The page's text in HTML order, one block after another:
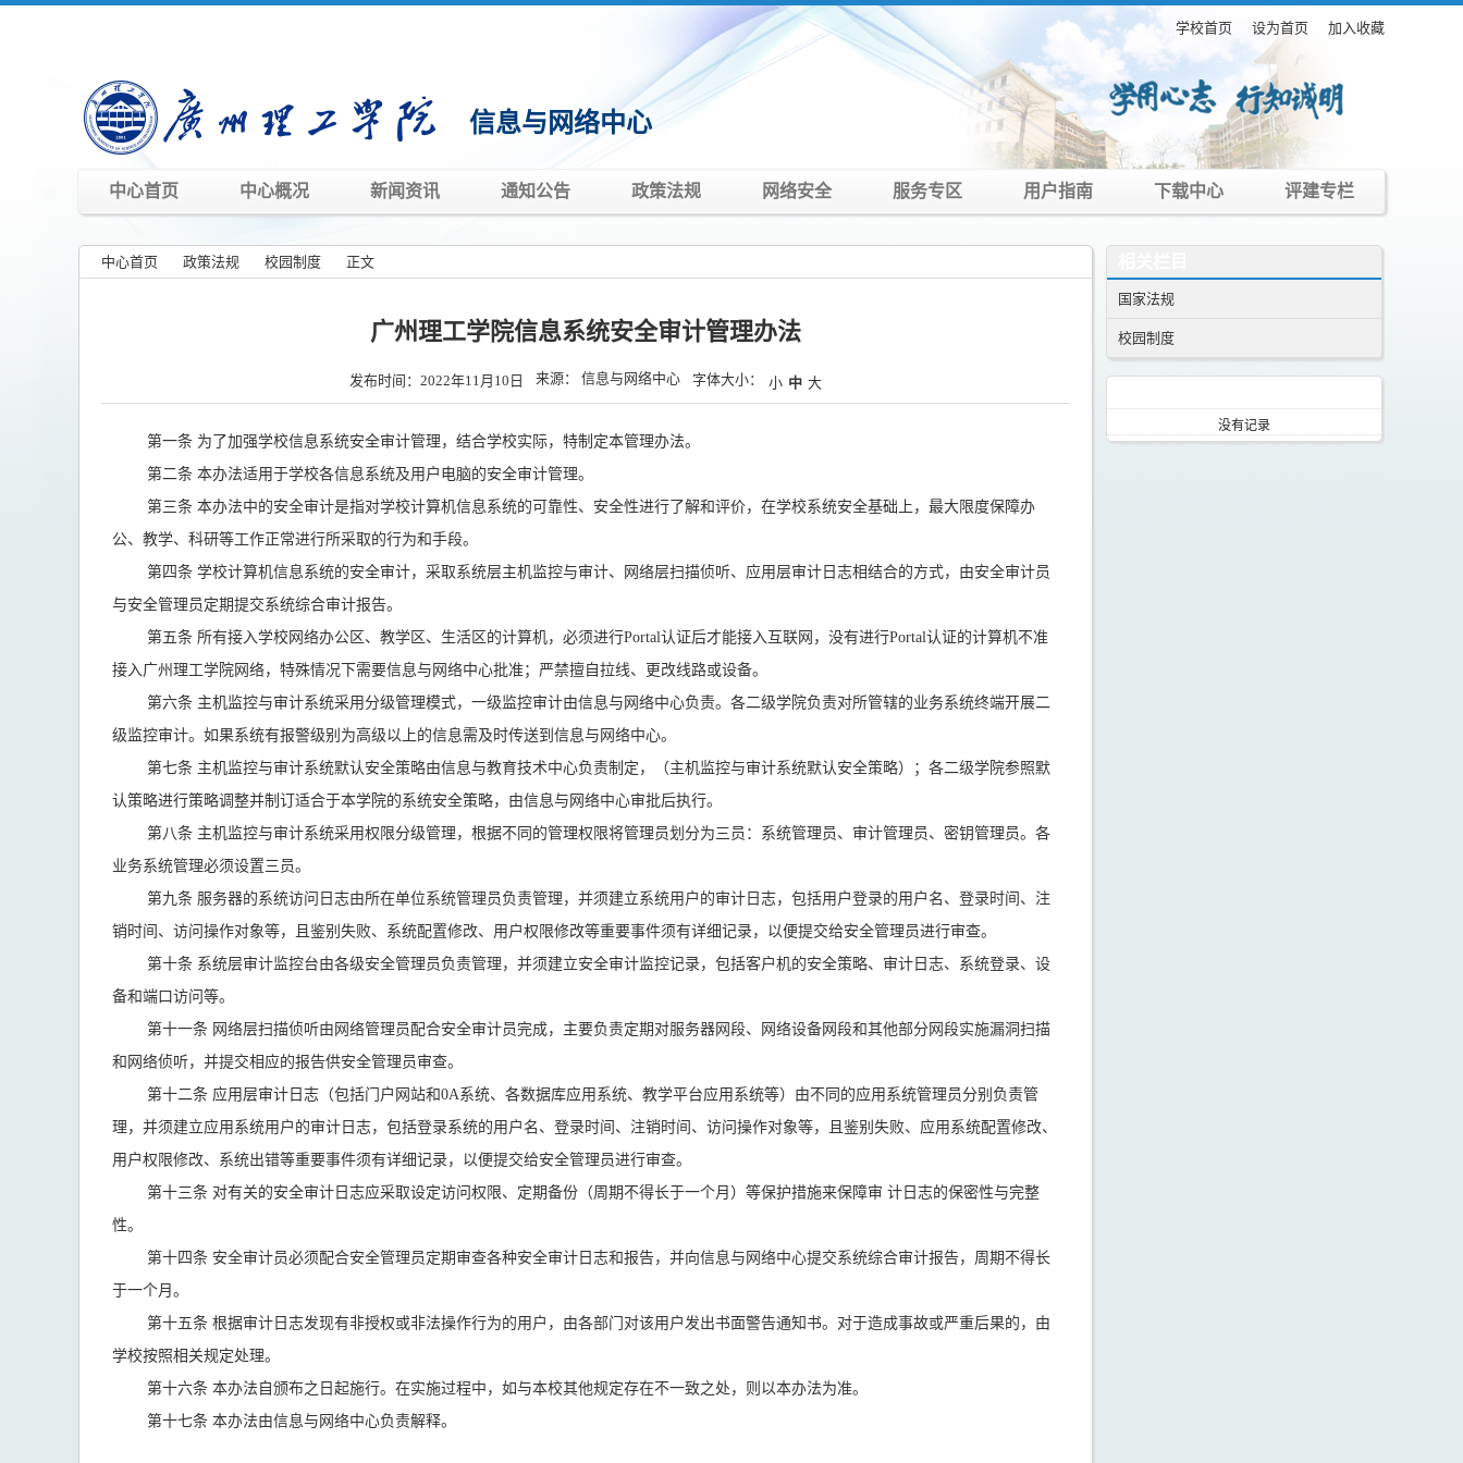
学校首页 设为首页 加入收藏
信息与网络中心
中心首页 中心概况 新闻资讯 通知公告 政策法规 网络安全 服务专区 用户指南 下载中心 评建专栏
国家法规
校园制度
没有记录
中心首页 政策法规 校园制度 正文
广州理工学院信息系统安全审计管理办法
发布时间：2022年11月10日 来源： 信息与网络中心 字体大小： 小 中 大
第一条 为了加强学校信息系统安全审计管理，结合学校实际，特制定本管理办法。
第二条 本办法适用于学校各信息系统及用户电脑的安全审计管理。
第三条 本办法中的安全审计是指对学校计算机信息系统的可靠性、安全性进行了解和评价，在学校系统安全基础上，最大限度保障办
公、教学、科研等工作正常进行所采取的行为和手段。
第四条 学校计算机信息系统的安全审计，采取系统层主机监控与审计、网络层扫描侦听、应用层审计日志相结合的方式，由安全审计员
与安全管理员定期提交系统综合审计报告。
第五条 所有接入学校网络办公区、教学区、生活区的计算机，必须进行Portal认证后才能接入互联网，没有进行Portal认证的计算机不准
接入广州理工学院网络，特殊情况下需要信息与网络中心批准；严禁擅自拉线、更改线路或设备。
第六条 主机监控与审计系统采用分级管理模式，一级监控审计由信息与网络中心负责。各二级学院负责对所管辖的业务系统终端开展二
级监控审计。如果系统有报警级别为高级以上的信息需及时传送到信息与网络中心。
第七条 主机监控与审计系统默认安全策略由信息与教育技术中心负责制定，（主机监控与审计系统默认安全策略）；各二级学院参照默
认策略进行策略调整并制订适合于本学院的系统安全策略，由信息与网络中心审批后执行。
第八条 主机监控与审计系统采用权限分级管理，根据不同的管理权限将管理员划分为三员：系统管理员、审计管理员、密钥管理员。各
业务系统管理必须设置三员。
第九条 服务器的系统访问日志由所在单位系统管理员负责管理，并须建立系统用户的审计日志，包括用户登录的用户名、登录时间、注
销时间、访问操作对象等，且鉴别失败、系统配置修改、用户权限修改等重要事件须有详细记录，以便提交给安全管理员进行审查。
第十条 系统层审计监控台由各级安全管理员负责管理，并须建立安全审计监控记录，包括客户机的安全策略、审计日志、系统登录、设
备和端口访问等。
第十一条 网络层扫描侦听由网络管理员配合安全审计员完成，主要负责定期对服务器网段、网络设备网段和其他部分网段实施漏洞扫描
和网络侦听，并提交相应的报告供安全管理员审查。
第十二条 应用层审计日志（包括门户网站和0A系统、各数据库应用系统、教学平台应用系统等）由不同的应用系统管理员分别负责管
理，并须建立应用系统用户的审计日志，包括登录系统的用户名、登录时间、注销时间、访问操作对象等，且鉴别失败、应用系统配置修改、
用户权限修改、系统出错等重要事件须有详细记录，以便提交给安全管理员进行审查。
第十三条 对有关的安全审计日志应采取设定访问权限、定期备份（周期不得长于一个月）等保护措施来保障审 计日志的保密性与完整
性。
第十四条 安全审计员必须配合安全管理员定期审查各种安全审计日志和报告，并向信息与网络中心提交系统综合审计报告，周期不得长
于一个月。
第十五条 根据审计日志发现有非授权或非法操作行为的用户，由各部门对该用户发出书面警告通知书。对于造成事故或严重后果的，由
学校按照相关规定处理。
第十六条 本办法自颁布之日起施行。在实施过程中，如与本校其他规定存在不一致之处，则以本办法为准。
第十七条 本办法由信息与网络中心负责解释。